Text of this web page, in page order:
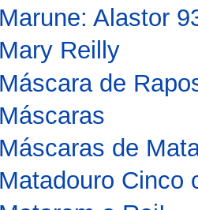
Marune: Alastor
Mary Reilly
Máscara de
Máscaras
Máscaras de
Matadouro Cinco